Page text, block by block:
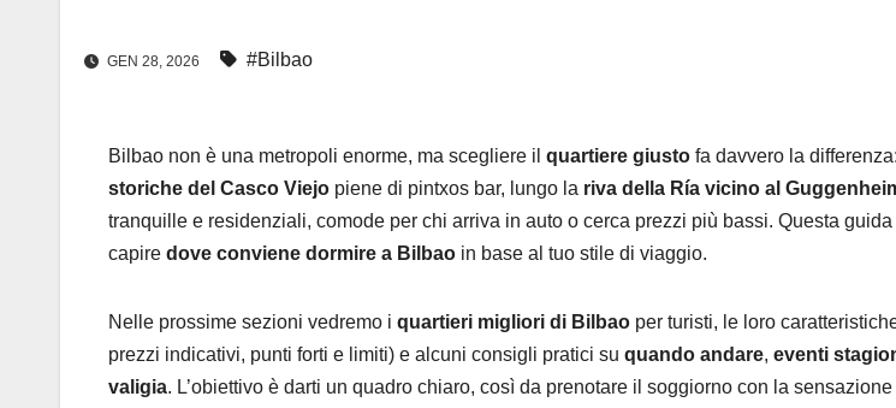
GEN 28, 2026 #Bilbao
Bilbao non è una metropoli enorme, ma scegliere il quartiere giusto fa davvero la
storiche del Casco Viejo piene di pintxos bar, lungo la riva della Ría vicino al
tranquille e residenziali, comode per chi arriva in auto o cerca prezzi più bassi. Questa
capire dove conviene dormire a Bilbao in base al tuo stile di viaggio.
Nelle prossime sezioni vedremo i quartieri migliori di Bilbao per turisti, le loro
prezzi indicativi, punti forti e limiti) e alcuni consigli pratici su quando andare, eventi
valigia. L’obiettivo è darti un quadro chiaro, così da prenotare il soggiorno con la